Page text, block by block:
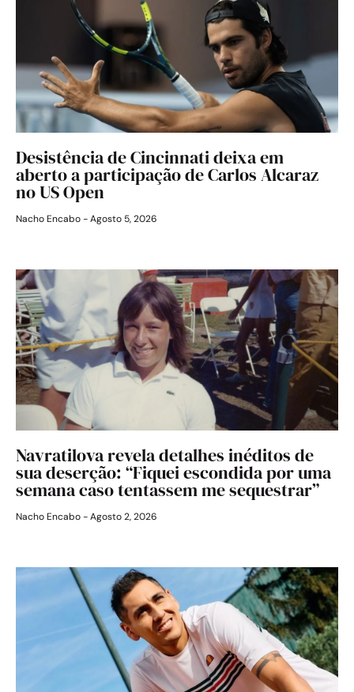
Desistência de Cincinnati deixa em
aberto a participação de Carlos Alcaraz
no US Open
Nacho Encabo Agosto 5, 2026
Navratilova revela detalhes inéditos de
sua deserção: “Fiquei escondida por uma
semana caso tentassem me sequestrar”
Nacho Encabo Agosto 2, 2026